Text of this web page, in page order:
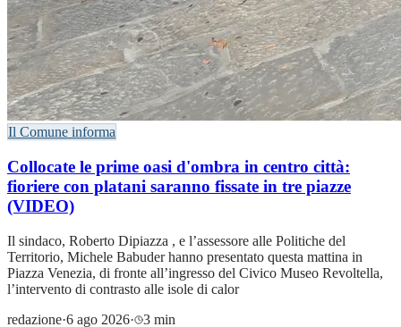
Il Comune informa
Collocate le prime oasi d'ombra in centro città:
fioriere con platani saranno fissate in tre piazze
(VIDEO)
Il sindaco, Roberto Dipiazza , e l’assessore alle Politiche del
Territorio, Michele Babuder hanno presentato questa mattina in
Piazza Venezia, di fronte all’ingresso del Civico Museo Revoltella,
l’intervento di contrasto alle isole di calor
redazione·6 ago 2026· 3 min